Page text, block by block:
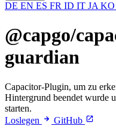
DE EN ES FR ID IT JA KO
@capgo/
guardian
Capacitor-Plugin, um zu
Hintergrund beendet wurde
starten.
Loslegen
GitHub